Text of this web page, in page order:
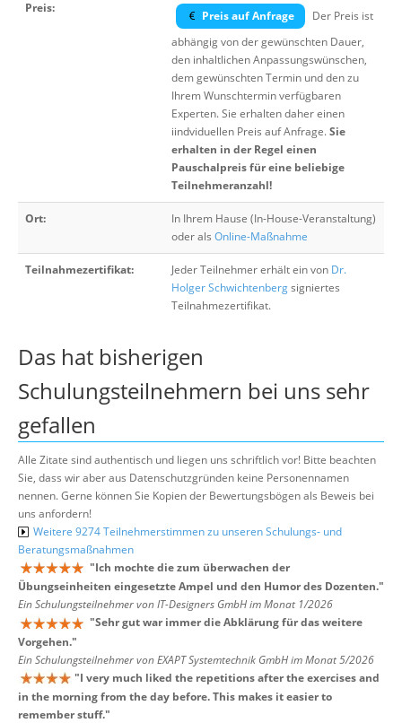
Preis:
Preis auf Anfrage
Der Preis ist
abhängig von der gewünschten Dauer,
den inhaltlichen Anpassungswünschen,
dem gewünschten Termin und den zu
Ihrem Wunschtermin verfügbaren
Experten. Sie erhalten daher einen
iindviduellen Preis auf Anfrage.Sie
erhalten in der Regel einen
Pauschalpreis für eine beliebige
Teilnehmeranzahl!
Ort:
In Ihrem Hause (In-House-Veranstaltung)
oder als Online-Maßnahme
Teilnahmezertifikat: Jeder Teilnehmer erhält ein von Dr.
Holger Schwichtenbergsigniertes
Teilnahmezertifikat.
Das hat bisherigen
Schulungsteilnehmern bei uns sehr
gefallen
Alle Zitate sind authentisch und liegen uns schriftlich vor! Bitte beachten
Sie, dass wir aber aus Datenschutzgründen keine Personennamen
nennen. Gerne können Sie Kopien der Bewertungsbögen als Beweis bei
uns anfordern!
Weitere 9274 Teilnehmerstimmen zu unseren Schulungs- und
Beratungsmaßnahmen
"Ich mochte die zum überwachen der
Übungseinheiten eingesetzte Ampel und den Humor des Dozenten."
Ein Schulungsteilnehmer von IT-Designers GmbH im Monat 1/2026
"Sehr gut war immer die Abklärung für das weitere
Vorgehen."
Ein Schulungsteilnehmer von EXAPT Systemtechnik GmbH im Monat 5/2026
"I very much liked the repetitions after the exercises and
in the morning from the day before. This makes it easier to
remember stuff."